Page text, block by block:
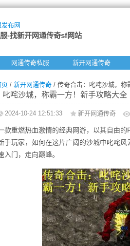
布网
-找新开网通传奇sf网站
网通传奇私服 新开网通传奇
页 / 新开网通传奇 / 传奇合击：叱咤沙城，称
叱咤沙城，称霸一方！新手攻略大全
2024-10-24 12:51:33 新开网通传奇
款重燃热血激情的经典网游，以其自由
手玩家，如何在这片广阔的沙城中叱咤
入门，走向巅峰。